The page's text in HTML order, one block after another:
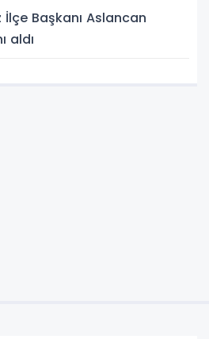
İlçe Başkanı Aslancan
aldı